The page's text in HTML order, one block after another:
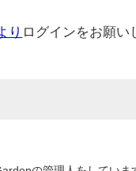
り ログインをお願い